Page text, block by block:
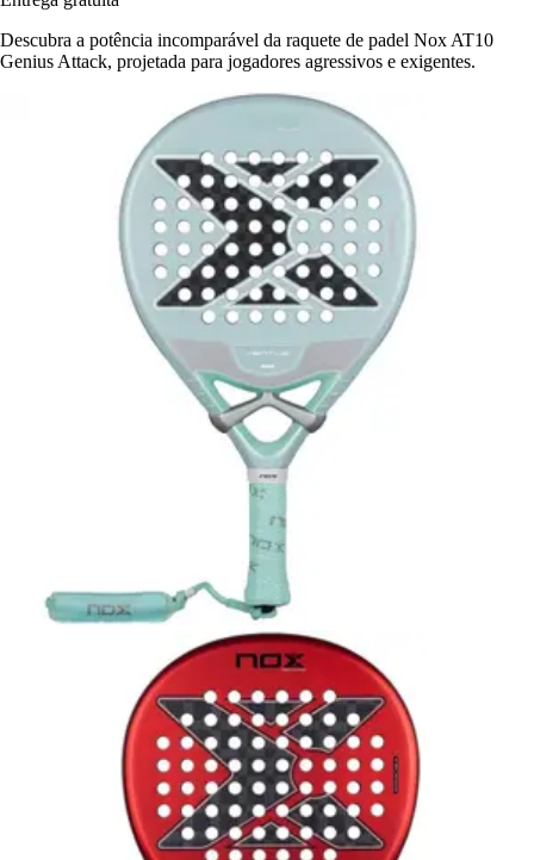
Descubra a potência incomparável da raquete de padel Nox AT10
Genius Attack, projetada para jogadores agressivos e exigentes.